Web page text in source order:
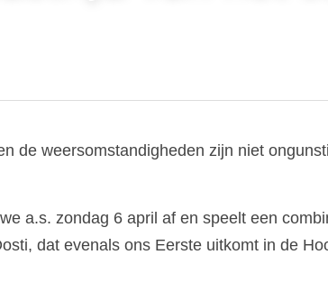
de weersomstandigheden zijn niet
a.s. zondag 6 april af en speelt een
dat evenals ons Eerste uitkomt in de